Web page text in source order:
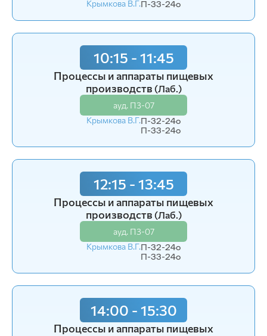
Крымкова В.Г.П-33-24o
10:15 - 11:45
Процессы и аппараты пищевых
производств (Лаб.)
ауд. П3-07
Крымкова В.Г.П-32-24o
П-33-24o
12:15 - 13:45
Процессы и аппараты пищевых
производств (Лаб.)
ауд. П3-07
Крымкова В.Г.П-32-24o
П-33-24o
14:00 - 15:30
Процессы и аппараты пищевых
Крымкова В.Г.П-31-24o
10:15 - 11:45
Процессы и аппараты пищевых
производств(Лекция)
ауд. П3-07
Крымкова В.Г.П-31-24o
12:15 - 13:45
Процессы и аппараты пищевых
производств(Пр.)
ауд. П3-07
Крымкова В.Г.П-32-24o
14:00 - 15:30